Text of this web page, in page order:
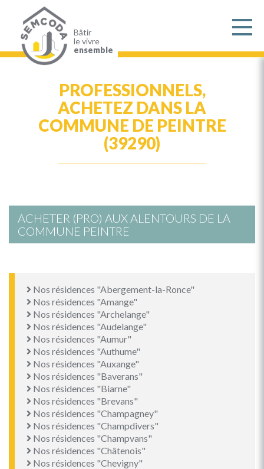
contenu
principal
Bâtir
le vivre
ensemble
PROFESSIONNELS,
ACHETEZ DANS LA
COMMUNE DE PEINTRE
(39290)
ACHETER (PRO) AUX ALENTOURS DE LA
COMMUNE PEINTRE
Nos résidences "Abergement-la-Ronce"
Nos résidences "Amange"
Nos résidences "Archelange"
Nos résidences "Audelange"
Nos résidences "Aumur"
Nos résidences "Authume"
Nos résidences "Auxange"
Nos résidences "Baverans"
Nos résidences "Biarne"
Nos résidences "Brevans"
Nos résidences "Champagney"
Nos résidences "Champdivers"
Nos résidences "Champvans"
Nos résidences "Châtenois"
Nos résidences "Chevigny"